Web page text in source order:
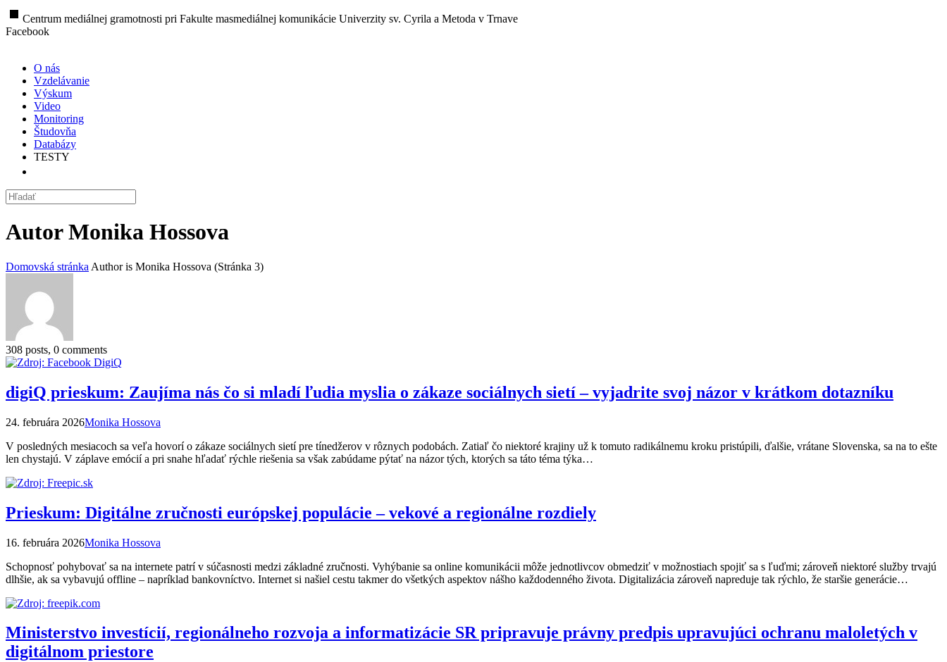
stop Centrum mediálnej gramotnosti pri Fakulte masmediálnej komunikácie Univerzity sv. Cyrila a Metoda v Trnave
Facebook
O nás
Vzdelávanie
Výskum
Video
Monitoring
Študovňa
Databázy
TESTY
AutorMonika Hossova
Domovská stránka Author is Monika Hossova (Stránka 3)
308 posts, 0 comments
digiQ prieskum: Zaujíma nás čo si mladí ľudia myslia o zákaze sociálnych sietí – vyjadrite svoj názor v krátkom dotazníku
24. februára 2026Monika Hossova
V posledných mesiacoch sa veľa hovorí o zákaze sociálnych sietí pre tínedžerov v rôznych podobách. Zatiaľ čo niektoré krajiny už k tomuto radikálnemu kroku pristúpili, ďalšie, vrátane Slovenska, sa na to ešte
len chystajú. V záplave emócií a pri snahe hľadať rýchle riešenia sa však zabúdame pýtať na názor tých, ktorých sa táto téma týka…
Prieskum: Digitálne zručnosti európskej populácie – vekové a regionálne rozdiely
16. februára 2026Monika Hossova
Schopnosť pohybovať sa na internete patrí v súčasnosti medzi základné zručnosti. Vyhýbanie sa online komunikácii môže jednotlivcov obmedziť v možnostiach spojiť sa s ľuďmi; zároveň niektoré služby trvajú
dlhšie, ak sa vybavujú offline – napríklad bankovníctvo. Internet si našiel cestu takmer do všetkých aspektov nášho každodenného života. Digitalizácia zároveň napreduje tak rýchlo, že staršie generácie…
Ministerstvo investícií, regionálneho rozvoja a informatizácie SR pripravuje právny predpis upravujúci ochranu maloletých v
digitálnom priestore